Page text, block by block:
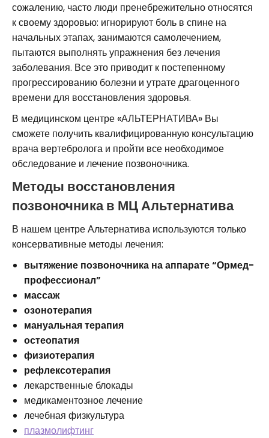
сожалению, часто люди пренебрежительно относятся
к своему здоровью: игнорируют боль в спине на
начальных этапах, занимаются самолечением,
пытаются выполнять упражнения без лечения
заболевания. Все это приводит к постепенному
прогрессированию болезни и утрате драгоценного
времени для восстановления здоровья.
В медицинском центре «АЛЬТЕРНАТИВА» Вы
сможете получить квалифицированную консультацию
врача вертебролога и пройти все необходимое
обследование и лечение позвоночника.
Методы восстановления
позвоночника в МЦ Альтернатива
В нашем центре Альтернатива используются только
консервативные методы лечения:
вытяжение позвоночника на аппарате “Ормед-
профессионал”
массаж
озонотерапия
мануальная терапия
остеопатия
физиотерапия
рефлексотерапия
лекарственные блокады
медикаментозное лечение
лечебная физкультура
плазмолифтинг